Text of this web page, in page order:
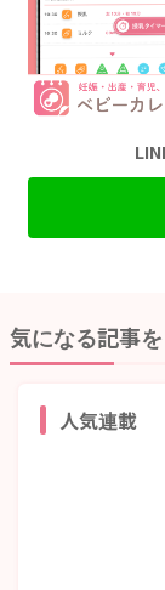
気になる記事
人気連載